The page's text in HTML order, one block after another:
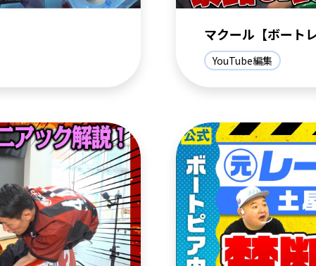
マクール【ボート
YouTube編集